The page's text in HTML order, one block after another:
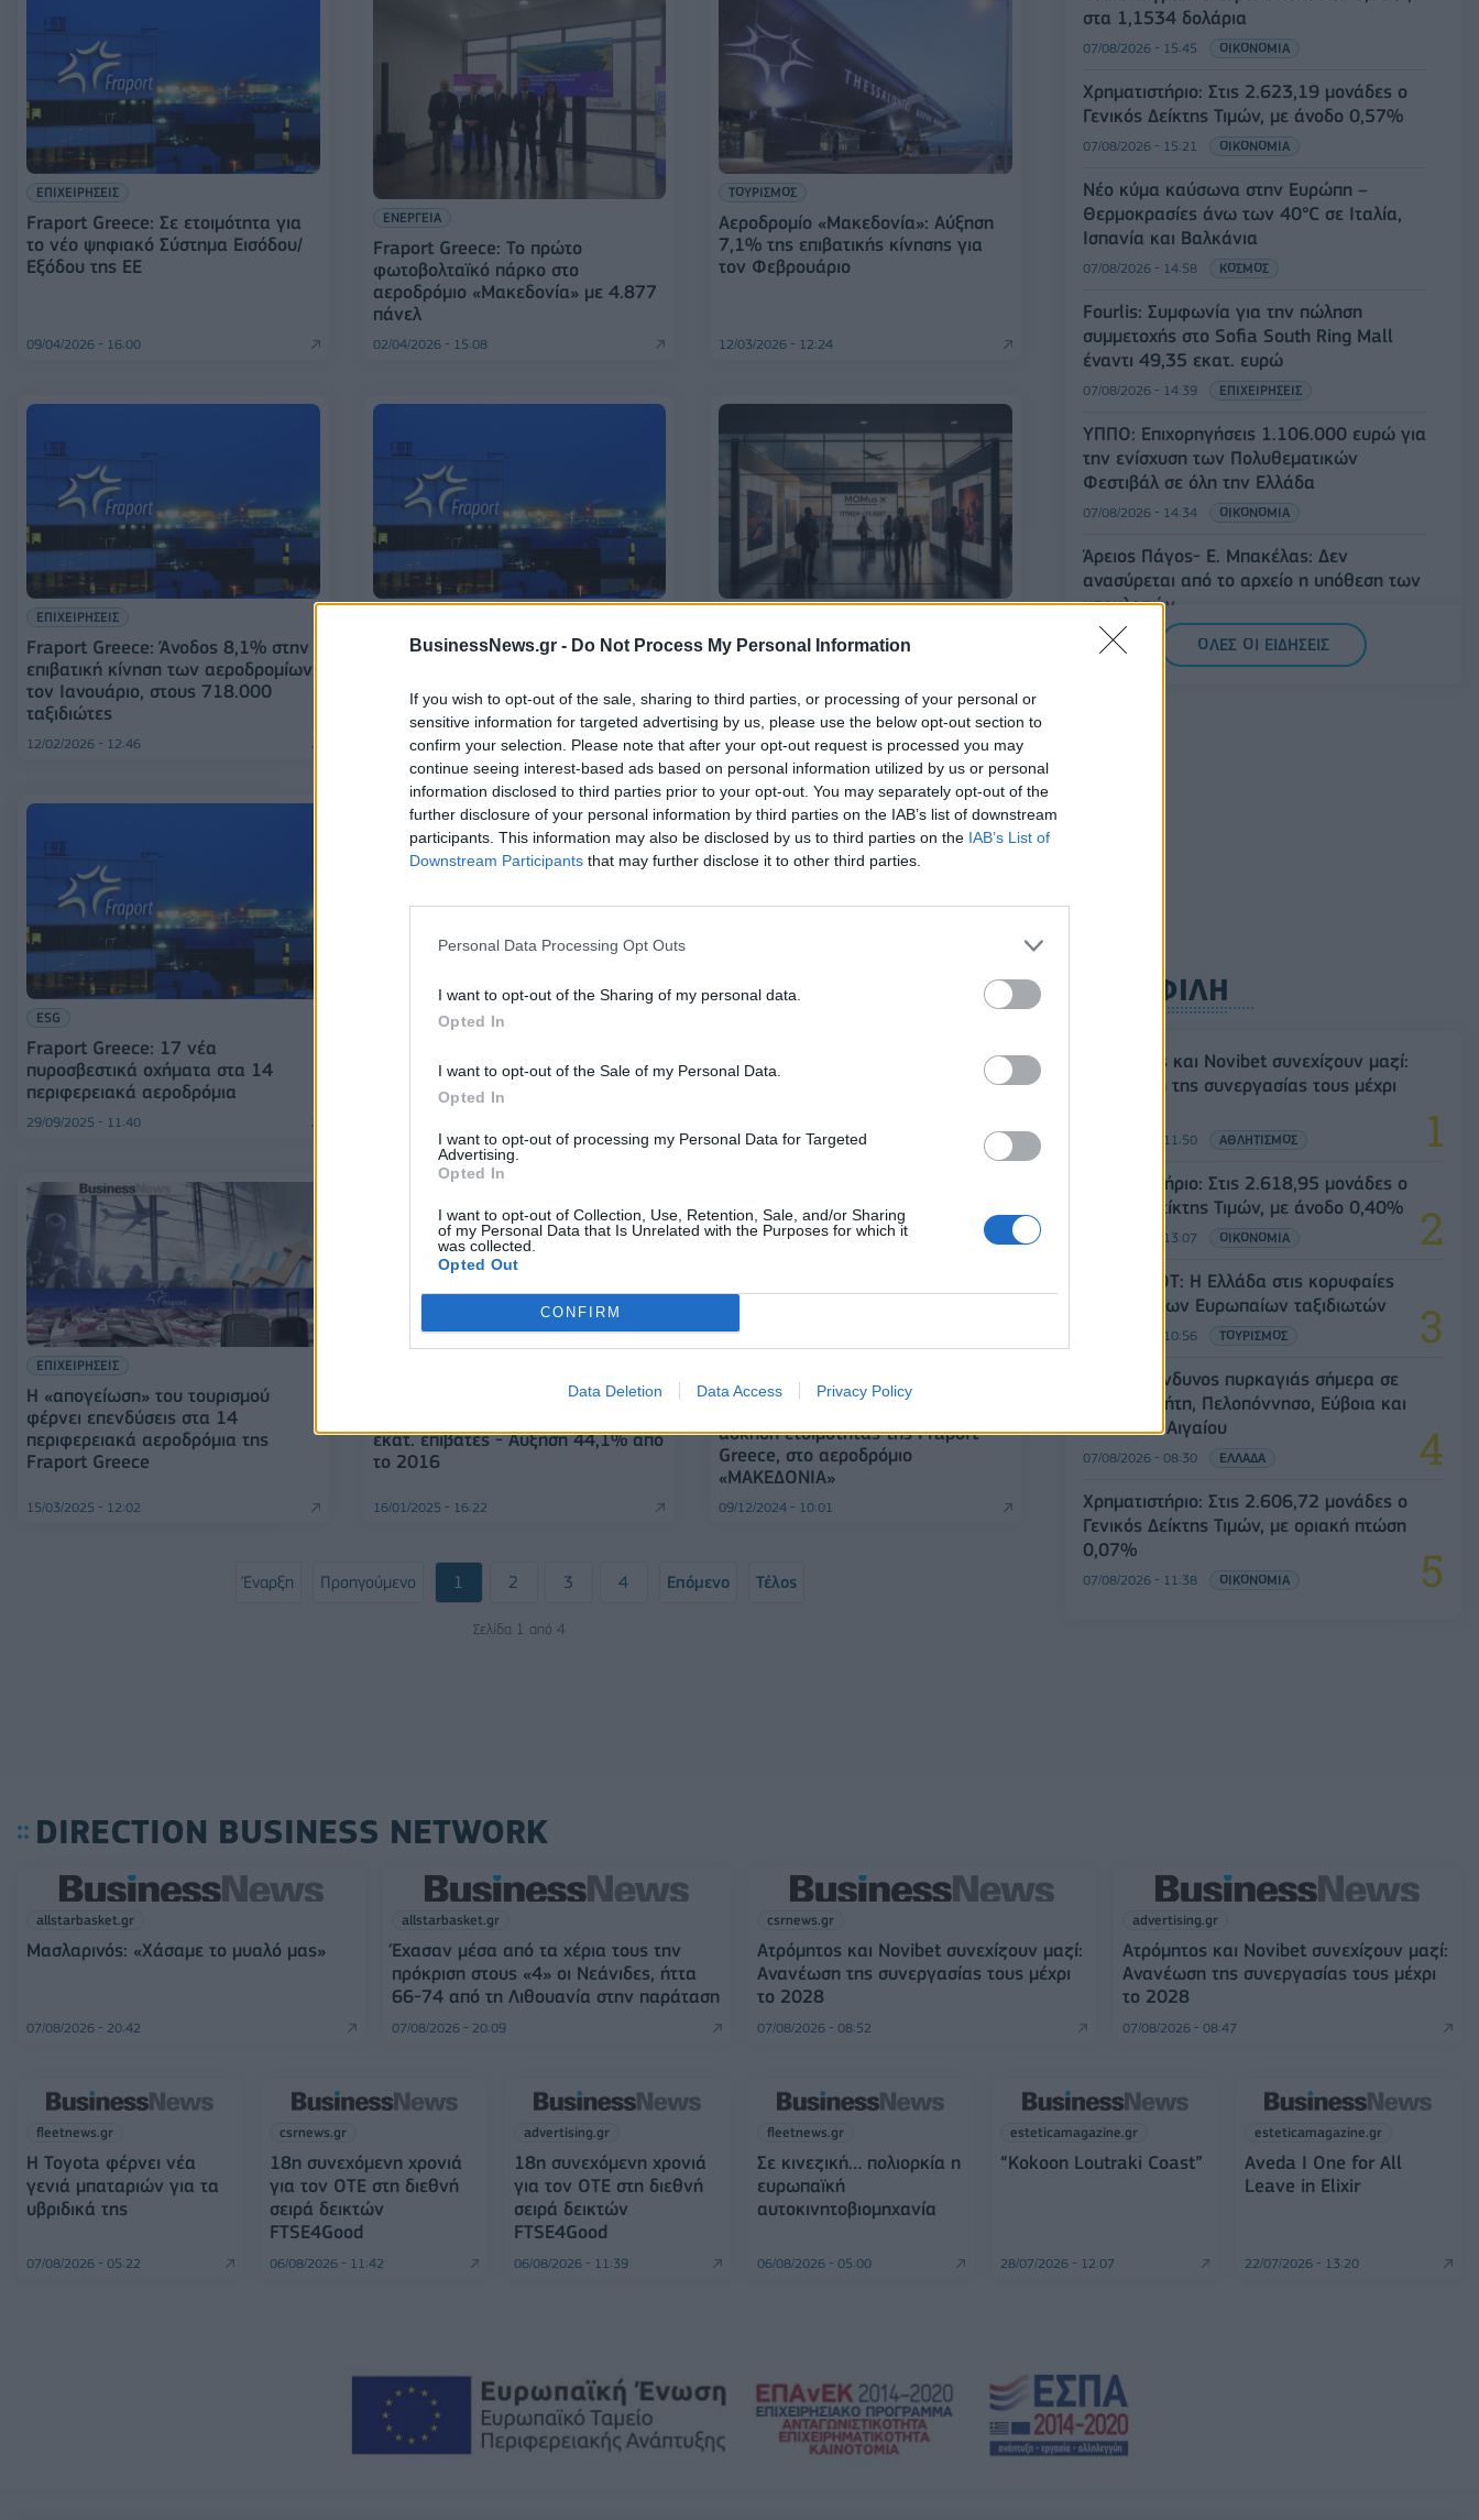
BusinessNews.gr - Do Not Process My Personal Information
If you wish to opt-out of the sale, sharing to third parties, or processing of your personal or
sensitive information for targeted advertising by us, please use the below opt-out section to
confirm your selection. Please note that after your opt-out request is processed you may
continue seeing interest-based ads based on personal information utilized by us or personal
information disclosed to third parties prior to your opt-out. You may separately opt-out of the
further disclosure of your personal information by third parties on the IAB’s list of downstream
participants. This information may also be disclosed by us to third parties on the IAB’s List of
Downstream Participants that may further disclose it to other third parties.
Personal Data Processing Opt Outs
I want to opt-out of the Sharing of my personal data.
Opted In
I want to opt-out of the Sale of my Personal Data.
Opted In
I want to opt-out of processing my Personal Data for Targeted
Advertising.
Opted In
I want to opt-out of Collection, Use, Retention, Sale, and/or Sharing
of my Personal Data that Is Unrelated with the Purposes for which it
was collected.
Opted Out
CONFIRM
Data Deletion Data Access Privacy Policy
ΕΠΙΧΕΙΡΗΣΕΙΣ
Fraport Greece: Σε ετοιμότητα για
το νέο ψηφιακό Σύστημα Εισόδου/
Εξόδου της ΕΕ
09/04/2026 - 16:00
ΕΝΕΡΓΕΙΑ
Fraport Greece: Το πρώτο
φωτοβολταϊκό πάρκο στο
αεροδρόμιο «Μακεδονία» με 4.877
πάνελ
02/04/2026 - 15:08
ΤΟΥΡΙΣΜΟΣ
Αεροδρομίο «Μακεδονία»: Αύξηση
7,1% της επιβατικής κίνησης για
τον Φεβρουάριο
12/03/2026 - 12:24
ΕΠΙΧΕΙΡΗΣΕΙΣ
Fraport Greece: Άνοδος 8,1% στην
επιβατική κίνηση των αεροδρομίων
τον Ιανουάριο, στους 718.000
ταξιδιώτες
12/02/2026 - 12:46
Fraport Greece: Πάνω από 37 εκατ.
16/01/2026 - 13:02
Το Υπουργείο Πολιτισμού, η Fraport
παρουσιάζουν το MOMUS Air
16/12/2025 - 15:46
ESG
Fraport Greece: 17 νέα
πυροσβεστικά οχήματα στα 14
περιφερειακά αεροδρόμια
29/09/2025 - 11:40
ΕΠΙΧΕΙΡΗΣΕΙΣ
Fraport Greece: Παρουσιάζει τη νέα
αυθεντική Ελλάδα
ΕΠΙΧΕΙΡΗΣΕΙΣ
επιβάτες - Οι επιδόσεις που
ξεχώρισαν
ΕΠΙΧΕΙΡΗΣΕΙΣ
Η «απογείωση» του τουρισμού
φέρνει επενδύσεις στα 14
περιφερειακά αεροδρόμια της
Fraport Greece
15/03/2025 - 12:02
Fraport Greece: Ρεκόρ επιβατικής
εκατ. επιβάτες - Αύξηση 44,1% από
το 2016
16/01/2025 - 16:22
άσκηση ετοιμότητας της Fraport
Greece, στο αεροδρόμιο
«ΜΑΚΕΔΟΝΙΑ»
09/12/2024 - 10:01
Έναρξη Προηγούμενο 1 2 3 4 Επόμενο Τέλος
Σελίδα 1 από 4
στα 1,1534 δολάρια
07/08/2026 - 15:45 ΟΙΚΟΝΟΜΙΑ
Χρηματιστήριο: Στις 2.623,19 μονάδες ο
Γενικός Δείκτης Τιμών, με άνοδο 0,57%
07/08/2026 - 15:21 ΟΙΚΟΝΟΜΙΑ
Νέο κύμα καύσωνα στην Ευρώπη –
Θερμοκρασίες άνω των 40°C σε Ιταλία,
Ισπανία και Βαλκάνια
07/08/2026 - 14:58 ΚΟΣΜΟΣ
Fourlis: Συμφωνία για την πώληση
συμμετοχής στο Sofia South Ring Mall
έναντι 49,35 εκατ. ευρώ
07/08/2026 - 14:39 ΕΠΙΧΕΙΡΗΣΕΙΣ
ΥΠΠΟ: Επιχορηγήσεις 1.106.000 ευρώ για
την ενίσχυση των Πολυθεματικών
Φεστιβάλ σε όλη την Ελλάδα
07/08/2026 - 14:34 ΟΙΚΟΝΟΜΙΑ
Άρειος Πάγος- Ε. Μπακέλας: Δεν
ανασύρεται από το αρχείο η υπόθεση των
υποκλοπών
07/08/2026 - 14:11 ΕΛΛΑΔΑ
ΟΛΕΣ ΟΙ ΕΙΔΗΣΕΙΣ
ΔΗΜΟΦΙΛΗ
Ατρόμητος και Novibet συνεχίζουν μαζί:
Ανανέωση της συνεργασίας τους μέχρι
07/08/2026 - 11:50 ΑΘΛΗΤΙΣΜΟΣ
Χρηματιστήριο: Στις 2.618,95 μονάδες ο
Γενικός Δείκτης Τιμών, με άνοδο 0,40%
07/08/2026 - 13:07 ΟΙΚΟΝΟΜΙΑ
Έρευνα ΕΟΤ: Η Ελλάδα στις κορυφαίες
επιλογές των Ευρωπαίων ταξιδιωτών
07/08/2026 - 10:56 ΤΟΥΡΙΣΜΟΣ
Υψηλός κίνδυνος πυρκαγιάς σήμερα σε
Αττική, Κρήτη, Πελοπόννησο, Εύβοια και
νησιά του Αιγαίου
07/08/2026 - 08:30 ΕΛΛΑΔΑ
Χρηματιστήριο: Στις 2.606,72 μονάδες ο
Γενικός Δείκτης Τιμών, με οριακή πτώση
0,07%
07/08/2026 - 11:38 ΟΙΚΟΝΟΜΙΑ
DIRECTION BUSINESS NETWORK
allstarbasket.gr
Μασλαρινός: «Χάσαμε το μυαλό μας»
07/08/2026 - 20:42
allstarbasket.gr
Έχασαν μέσα από τα χέρια τους την
πρόκριση στους «4» οι Νεάνιδες, ήττα
66-74 από τη Λιθουανία στην παράταση
07/08/2026 - 20:09
csrnews.gr
Ατρόμητος και Novibet συνεχίζουν μαζί:
Ανανέωση της συνεργασίας τους μέχρι
το 2028
07/08/2026 - 08:52
advertising.gr
Ατρόμητος και Novibet συνεχίζουν μαζί:
Ανανέωση της συνεργασίας τους μέχρι
το 2028
07/08/2026 - 08:47
fleetnews.gr
Η Toyota φέρνει νέα
γενιά μπαταριών για τα
υβριδικά της
07/08/2026 - 05:22
csrnews.gr
18η συνεχόμενη χρονιά
για τον ΟΤΕ στη διεθνή
σειρά δεικτών
FTSE4Good
06/08/2026 - 11:42
advertising.gr
18η συνεχόμενη χρονιά
για τον ΟΤΕ στη διεθνή
σειρά δεικτών
FTSE4Good
06/08/2026 - 11:39
fleetnews.gr
Σε κινεζική… πολιορκία η
ευρωπαϊκή
αυτοκινητοβιομηχανία
06/08/2026 - 05:00
esteticamagazine.gr
“Kokoon Loutraki Coast”
28/07/2026 - 12:07
esteticamagazine.gr
Aveda I One for All
Leave in Elixir
22/07/2026 - 13:20